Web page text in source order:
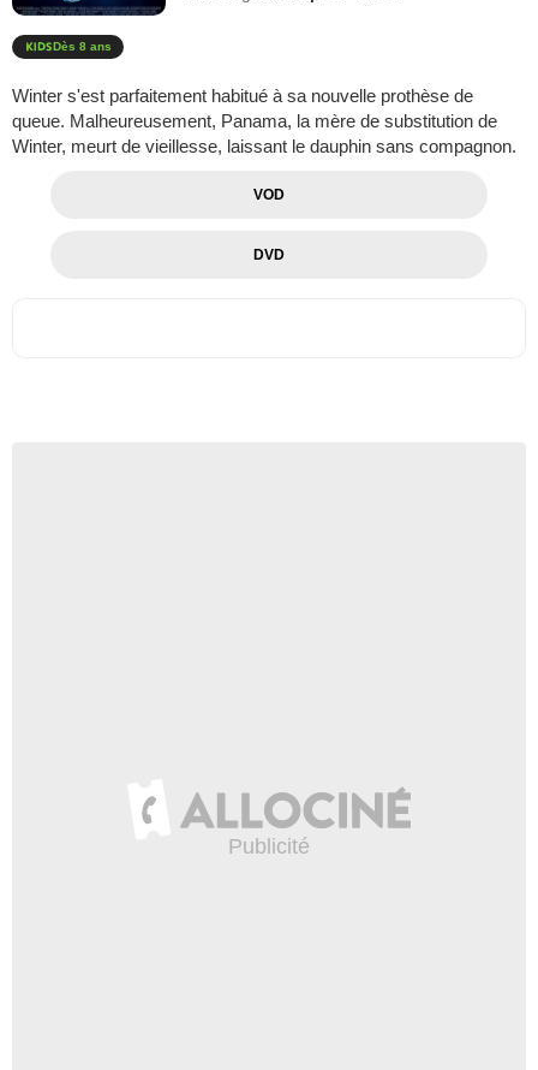
Dès 8 ans
Winter s'est parfaitement habitué à sa nouvelle prothèse de
queue. Malheureusement, Panama, la mère de substitution de
Winter, meurt de vieillesse, laissant le dauphin sans compagnon.
VOD
DVD